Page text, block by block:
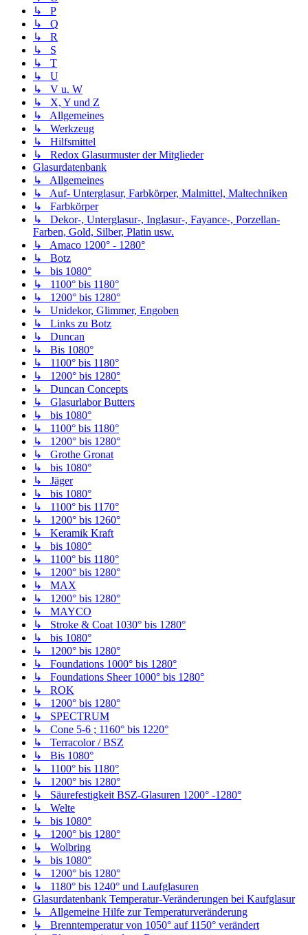
↳ P
↳ Q
↳ R
↳ S
↳ T
↳ U
↳ V u. W
↳ X, Y und Z
↳ Allgemeines
↳ Werkzeug
↳ Hilfsmittel
↳ Redox Glasurmuster der Mitglieder
Glasurdatenbank
↳ Allgemeines
↳ Auf- Unterglasur, Farbkörper, Malmittel, Maltechniken
↳ Farbkörper
↳ Dekor-, Unterglasur-, Inglasur-, Fayance-, Porzellan-
Farben, Gold, Silber, Platin usw.
↳ Amaco 1200° - 1280°
↳ Botz
↳ bis 1080°
↳ 1100° bis 1180°
↳ 1200° bis 1280°
↳ Unidekor, Glimmer, Engoben
↳ Links zu Botz
↳ Duncan
↳ Bis 1080°
↳ 1100° bis 1180°
↳ 1200° bis 1280°
↳ Duncan Concepts
↳ Glasurlabor Butters
↳ bis 1080°
↳ 1100° bis 1180°
↳ 1200° bis 1280°
↳ Grothe Gronat
↳ bis 1080°
↳ Jäger
↳ bis 1080°
↳ 1100° bis 1170°
↳ 1200° bis 1260°
↳ Keramik Kraft
↳ bis 1080°
↳ 1100° bis 1180°
↳ 1200° bis 1280°
↳ MAX
↳ 1200° bis 1280°
↳ MAYCO
↳ Stroke & Coat 1030° bis 1280°
↳ bis 1080°
↳ 1200° bis 1280°
↳ Foundations 1000° bis 1280°
↳ Foundations Sheer 1000° bis 1280°
↳ ROK
↳ 1200° bis 1280°
↳ SPECTRUM
↳ Cone 5-6 ; 1160° bis 1220°
↳ Terracolor / BSZ
↳ Bis 1080°
↳ 1100° bis 1180°
↳ 1200° bis 1280°
↳ Säurefestigkeit BSZ-Glasuren 1200° -1280°
↳ Welte
↳ bis 1080°
↳ 1200° bis 1280°
↳ Wolbring
↳ bis 1080°
↳ 1200° bis 1280°
↳ 1180° bis 1240° und Laufglasuren
Glasurdatenbank Temperatur-Veränderungen bei Kaufglasur
↳ Allgemeine Hilfe zur Temperaturveränderung
↳ Brenntemperatur von 1050° auf 1150° verändert